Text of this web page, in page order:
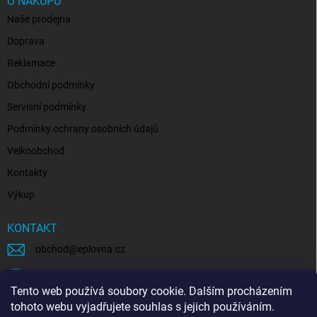
Tento web používá soubory cookie. Dalším procházením
tohoto webu vyjadřujete souhlas s jejich používáním.
Naše prodejna
Doprava
Reklamace
Obchodní podmínky
Servisní podmínky
Podmínky ochrany osobních údajů
Velkoobchod
Kontakty
Výkup
KONTAKT
obchod @eplovna.cz
eplovna.cz